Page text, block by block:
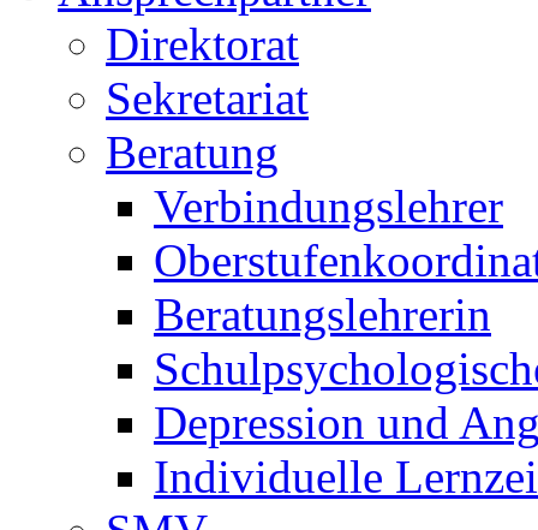
Direktorat
Sekretariat
Beratung
Verbindungslehrer
Beratungslehrerin
Depression und
Individuelle